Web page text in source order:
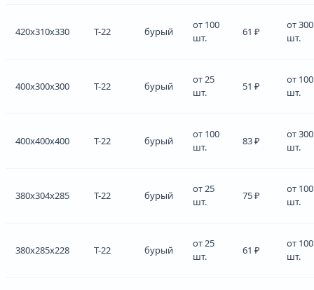
420x310x330 Т-22 бурый
от 100
шт.
61 ₽
от 300
шт.
400x300x300 Т-22 бурый
от 25
шт.
51 ₽
от 100
шт.
400x400x400 Т-22 бурый
от 100
шт.
83 ₽
от 300
шт.
380x304x285 Т-22 бурый
от 25
шт.
75 ₽
от 100
шт.
380x285x228 Т-22 бурый
от 25
шт.
61 ₽
от 100
шт.